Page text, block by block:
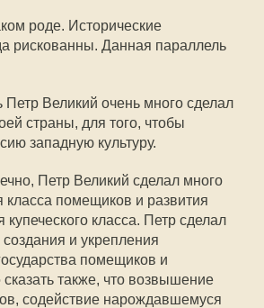
роде. Исторические
рискованны. Данная параллель
Петр Великий очень много сделал
страны, для того, чтобы
западную культуру.
Петр Великий сделал много
помещиков и развития
класса. Петр сделал
и укрепления
помещиков и
также, что возвышение
содействие нарождавшемуся